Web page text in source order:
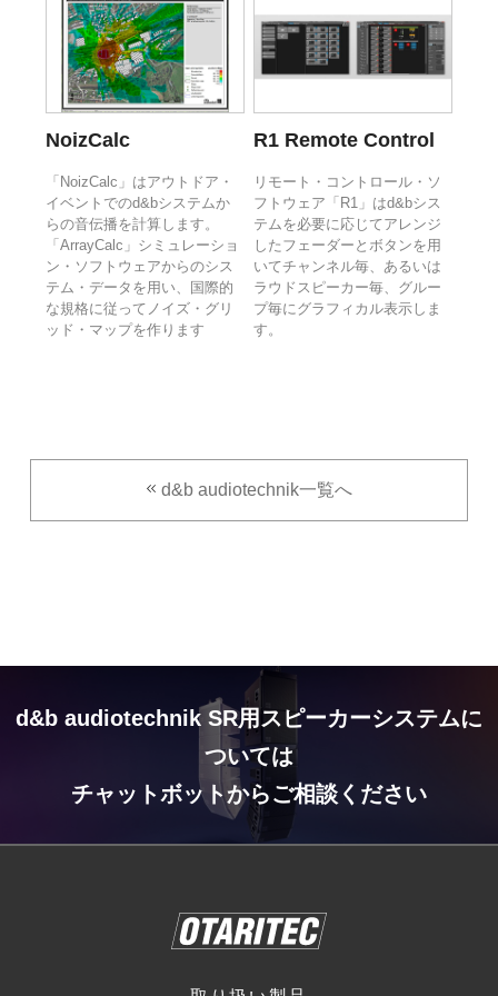
NoizCalc
「NoizCalc」はアウトドア・
イベントでのd&bシステムか
らの音伝播を計算します。
「ArrayCalc」シミュレーショ
ン・ソフトウェアからのシス
テム・データを用い、国際的
な規格に従ってノイズ・グリ
ッド・マップを作ります
R1 Remote Control
リモート・コントロール・ソ
フトウェア「R1」はd&bシス
テムを必要に応じてアレンジ
したフェーダーとボタンを用
いてチャンネル毎、あるいは
ラウドスピーカー毎、グルー
プ毎にグラフィカル表示しま
す。
d&b audiotechnik一覧へ
d&b audiotechnik SR用スピーカーシステムに
ついては
チャットボットからご相談ください